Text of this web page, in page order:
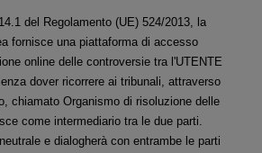
del Regolamento (UE) 524/2013, la
fornisce una piattaforma di accesso
online delle controversie tra l'UTENTE
dover ricorrere ai tribunali, attraverso
chiamato Organismo di risoluzione delle
come intermediario tra le due parti.
e dialogherà con entrambe le parti